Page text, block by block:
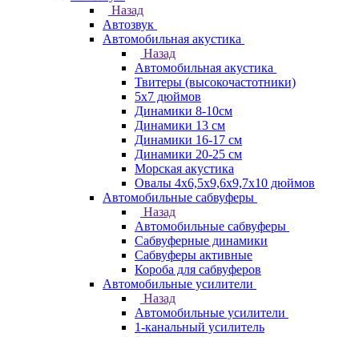
Назад
Автозвук
Автомобильная акустика
Назад
Автомобильная акустика
Твитеры (высокочастотники)
5x7 дюймов
Динамики 8-10см
Динамики 13 см
Динамики 16-17 см
Динамики 20-25 см
Морская акустика
Овалы 4х6,5х9,6x9,7х10 дюймов
Автомобильные сабвуферы
Назад
Автомобильные сабвуферы
Сабвуферные динамики
Сабвуферы активные
Короба для сабвуферов
Автомобильные усилители
Назад
Автомобильные усилители
1-канальный усилитель